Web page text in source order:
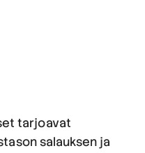
tarjoavat
salauksen ja